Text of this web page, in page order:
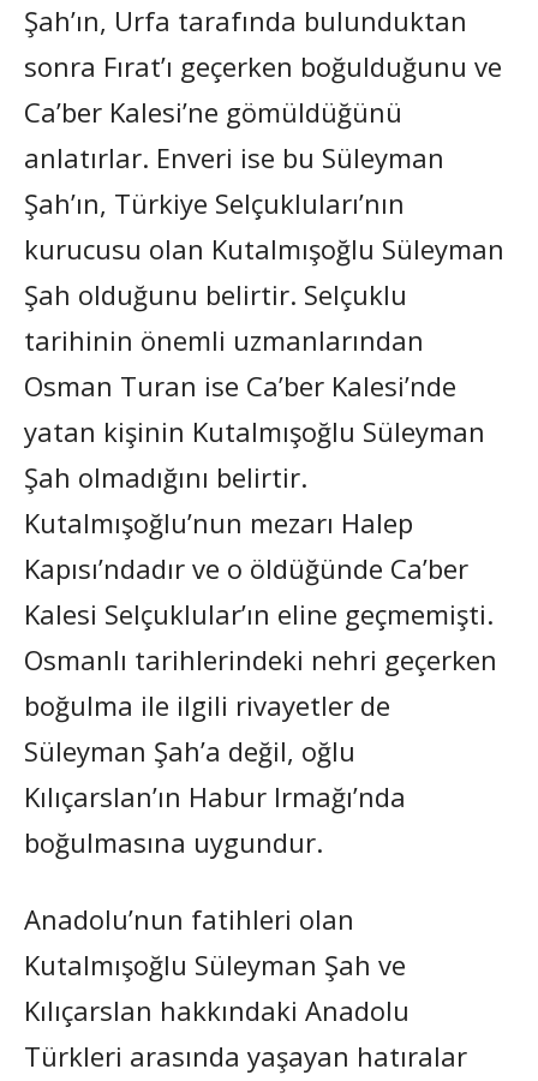
Şah’ın, Urfa tarafında bulunduktan
sonra Fırat’ı geçerken boğulduğunu ve
Ca’ber Kalesi’ne gömüldüğünü
anlatırlar. Enveri ise bu Süleyman
Şah’ın, Türkiye Selçukluları’nın
kurucusu olan Kutalmışoğlu Süleyman
Şah olduğunu belirtir. Selçuklu
tarihinin önemli uzmanlarından
Osman Turan ise Ca’ber Kalesi’nde
yatan kişinin Kutalmışoğlu Süleyman
Şah olmadığını belirtir.
Kutalmışoğlu’nun mezarı Halep
Kapısı’ndadır ve o öldüğünde Ca’ber
Kalesi Selçuklular’ın eline geçmemişti.
Osmanlı tarihlerindeki nehri geçerken
boğulma ile ilgili rivayetler de
Süleyman Şah’a değil, oğlu
Kılıçarslan’ın Habur Irmağı’nda
boğulmasına uygundur.
Anadolu’nun fatihleri olan
Kutalmışoğlu Süleyman Şah ve
Kılıçarslan hakkındaki Anadolu
Türkleri arasında yaşayan hatıralar